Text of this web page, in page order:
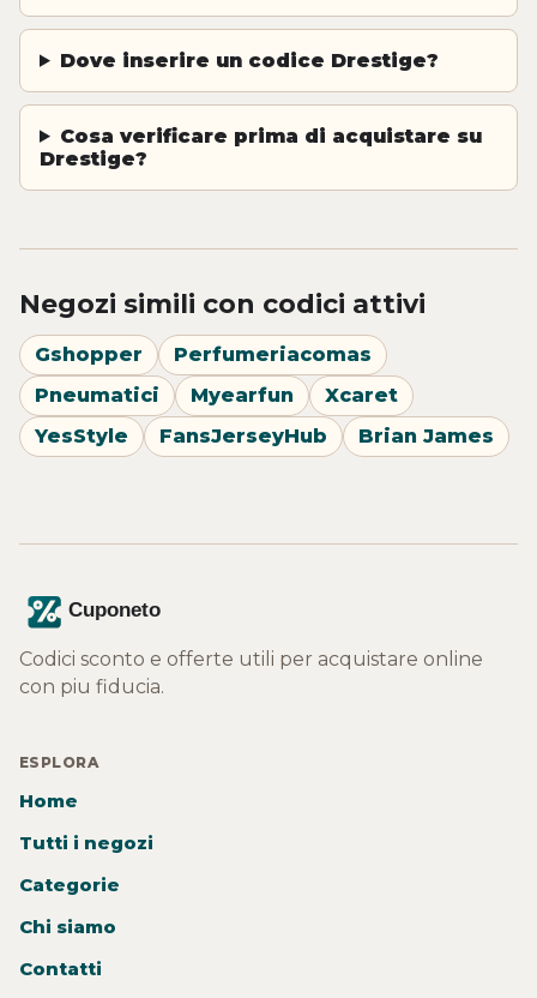
Dove inserire un codice Drestige?
Cosa verificare prima di acquistare su
Drestige?
Negozi simili con codici attivi
Gshopper
Perfumeriacomas
Pneumatici
Myearfun
Xcaret
YesStyle
FansJerseyHub Brian James
Codici sconto e offerte utili per acquistare online
con piu fiducia.
ESPLORA
Home
Tutti i negozi
Categorie
Chi siamo
Contatti